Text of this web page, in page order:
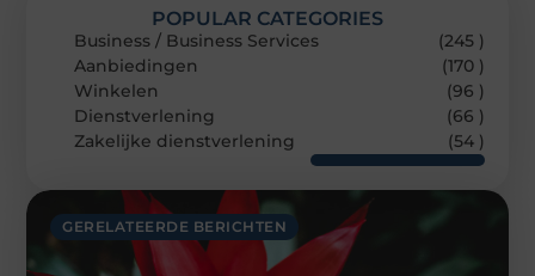
GERELATEERDE BERICHTEN
POPULAR CATEGORIES
Business / Business Services
(245 )
Aanbiedingen
(170 )
Winkelen
(96 )
Dienstverlening
(66 )
Zakelijke dienstverlening
(54 )